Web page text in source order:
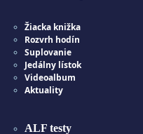
Žiacka knižka
Rozvrh hodín
Suplovanie
Jedálny lístok
Videoalbum
Aktuality
ALF testy